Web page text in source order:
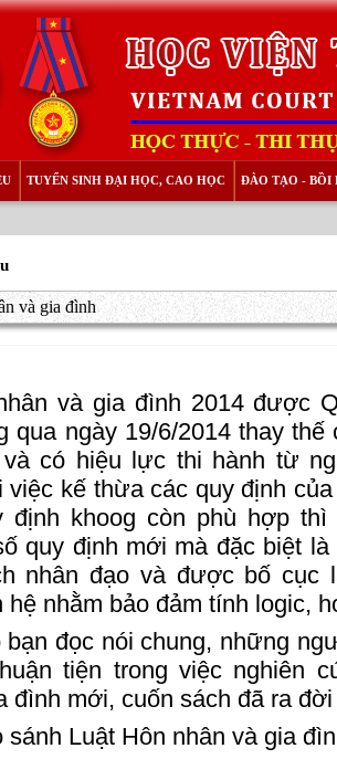
TUYỂN SINH ĐẠI HỌC, CAO HỌC ĐÀO TẠO - BỒI
và gia đình
và gia đình 2014 được
qua ngày 19/6/2014 thay thế
có hiệu lực thi hành từ
việc kế thừa các quy định
định khoog còn phù hợp
quy định mới mà đặc biệt
nhân đạo và được bố cục
hệ nhằm bảo đảm tính logic,
bạn đọc nói chung, những
tiện trong việc nghiên
đình mới, cuốn sách đã ra
sánh Luật Hôn nhân và gia